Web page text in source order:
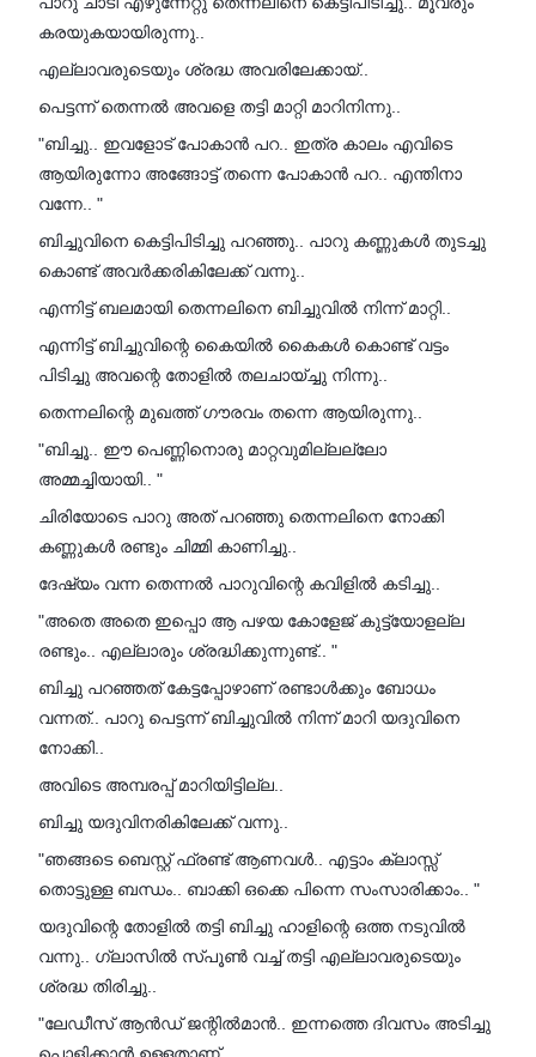
കരയുകയായിരുന്നു..
എല്ലാവരുടെയും ശ്രദ്ധ അവരിലേക്കായ്..
പെട്ടന്ന് തെന്നൽ അവളെ തട്ടി മാറ്റി മാറിനിന്നു..
"ബിച്ചു.. ഇവളോട് പോകാൻ പറ.. ഇത്ര കാലം എവിടെ
ആയിരുന്നോ അങ്ങോട്ട്‌ തന്നെ പോകാൻ പറ.. എന്തിനാ
വന്നേ.. "
ബിച്ചുവിനെ കെട്ടിപിടിച്ചു പറഞ്ഞു.. പാറു കണ്ണുകൾ തുടച്ചു
കൊണ്ട് അവർക്കരികിലേക്ക് വന്നു..
എന്നിട്ട് ബലമായി തെന്നലിനെ ബിച്ചുവിൽ നിന്ന് മാറ്റി..
എന്നിട്ട് ബിച്ചുവിന്റെ കൈയിൽ കൈകൾ കൊണ്ട് വട്ടം
പിടിച്ചു അവന്റെ തോളിൽ തലചായ്ച്ചു നിന്നു..
തെന്നലിന്റെ മുഖത്ത് ഗൗരവം തന്നെ ആയിരുന്നു..
"ബിച്ചൂ.. ഈ പെണ്ണിനൊരു മാറ്റവുമില്ലല്ലോ
അമ്മച്ചിയായി.. "
ചിരിയോടെ പാറു അത് പറഞ്ഞു തെന്നലിനെ നോക്കി
കണ്ണുകൾ രണ്ടും ചിമ്മി കാണിച്ചു..
ദേഷ്യം വന്ന തെന്നൽ പാറുവിന്റെ കവിളിൽ കടിച്ചു..
"അതെ അതെ ഇപ്പൊ ആ പഴയ കോളേജ് കുട്ട്യോളല്ല
രണ്ടും.. എല്ലാരും ശ്രദ്ധിക്കുന്നുണ്ട്.. "
ബിച്ചു പറഞ്ഞത് കേട്ടപ്പോഴാണ് രണ്ടാൾക്കും ബോധം
വന്നത്.. പാറു പെട്ടന്ന് ബിച്ചുവിൽ നിന്ന് മാറി യദുവിനെ
നോക്കി..
അവിടെ അമ്പരപ്പ് മാറിയിട്ടില്ല..
ബിച്ചു യദുവിനരികിലേക്ക് വന്നു..
"ഞങ്ങടെ ബെസ്റ്റ് ഫ്രണ്ട് ആണവൾ.. എട്ടാം ക്ലാസ്സ്‌
തൊട്ടുള്ള ബന്ധം.. ബാക്കി ഒക്കെ പിന്നെ സംസാരിക്കാം.. "
യദുവിന്റെ തോളിൽ തട്ടി ബിച്ചു ഹാളിന്റെ ഒത്ത നടുവിൽ
വന്നു.. ഗ്ലാസിൽ സ്പൂൺ വച്ച് തട്ടി എല്ലാവരുടെയും
ശ്രദ്ധ തിരിച്ചു..
"ലേഡീസ് ആൻഡ് ജന്റിൽമാൻ.. ഇന്നത്തെ ദിവസം അടിച്ചു